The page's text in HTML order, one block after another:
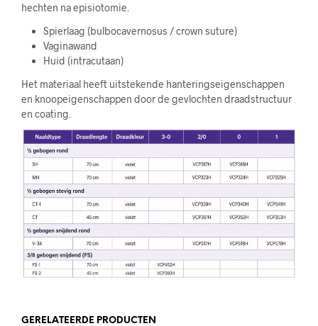
hechten na episiotomie.
Spierlaag (bulbocavernosus / crown suture)
Vaginawand
Huid (intracutaan)
Het materiaal heeft uitstekende hanteringseigenschappen
en knoopeigenschappen door de gevlochten draadstructuur
en coating.
GERELATEERDE PRODUCTEN